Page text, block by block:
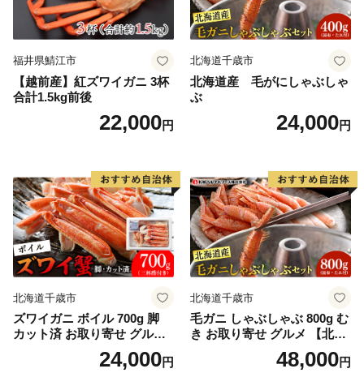
福井県鯖江市
【越前産】紅ズワイガニ 3杯
合計1.5kg前後
22,000円
北海道千歳市
北海道産 毛がにしゃぶしゃ
ぶ
24,000円
北海道千歳市
ズワイガニ ボイル 700g 脚
カット済 お取り寄せ グルメ
【北海道】【札幌バルナバフ
24,000円
北海道千歳市
毛ガニ しゃぶしゃぶ 800g む
き お取り寄せ グルメ 【北海
道】【札幌バルナバフーズ】
48,000円